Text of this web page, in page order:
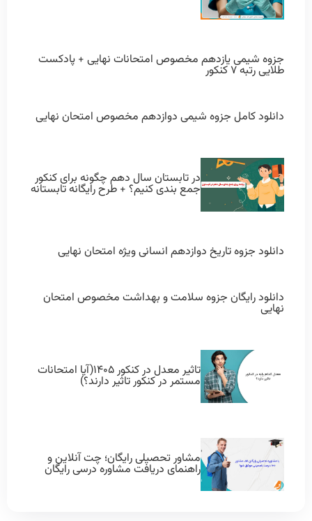
جزوه شیمی یازدهم مخصوص امتحانات نهایی + پادکست
طلایی رتبه ۷ کنکور
دانلود کامل جزوه شیمی دوازدهم مخصوص امتحان نهایی
در تابستان سال دهم چگونه برای کنکور
جمع بندی کنیم؟ + طرح رایگانه تابستانه
دانلود جزوه تاریخ دوازدهم انسانی ویژه امتحان نهایی
دانلود رایگان جزوه سلامت و بهداشت مخصوص امتحان
نهایی
تاثیر معدل در کنکور ۱۴۰۵(آیا امتحانات
مستمر در کنکور تاثیر دارند؟)
مشاور تحصیلی رایگان؛ چت آنلاین و
راهنمای دریافت مشاوره درسی رایگان